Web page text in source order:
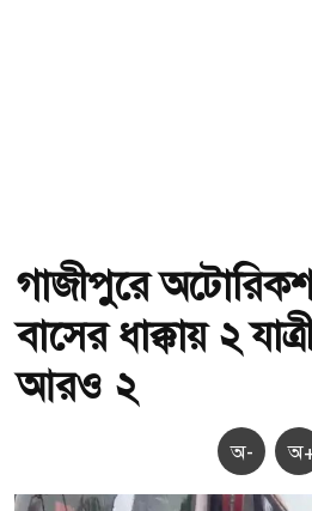
গাজীপুরে
বাসের ধাক্কায় ২
আরও ২
অ-